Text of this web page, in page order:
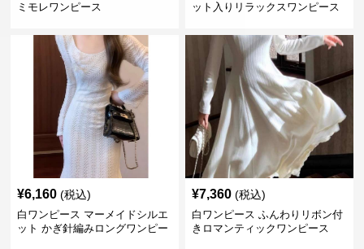
ミモレワンピース
ット入りリラックスワンピース
¥6,160 (税込)
白ワンピース マーメイドシルエ
ット かぎ針編みロングワンピー
¥7,360 (税込)
白ワンピース ふんわりリボン付
きロマンティックワンピース